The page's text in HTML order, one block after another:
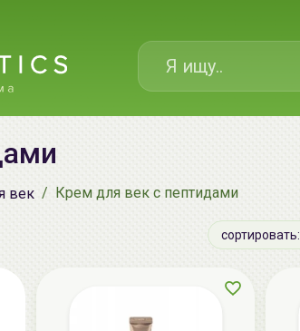
век Крем для век с пептидами
сортировать: